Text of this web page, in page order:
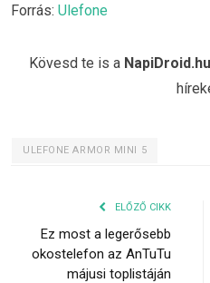
Forrás: Ulefone
Kövesd te is a NapiDroid.hu
ULEFONE ARMOR MINI 5
ELŐZŐ CIKK
Ez most a legerősebb
okostelefon az AnTuTu
májusi toplistáján